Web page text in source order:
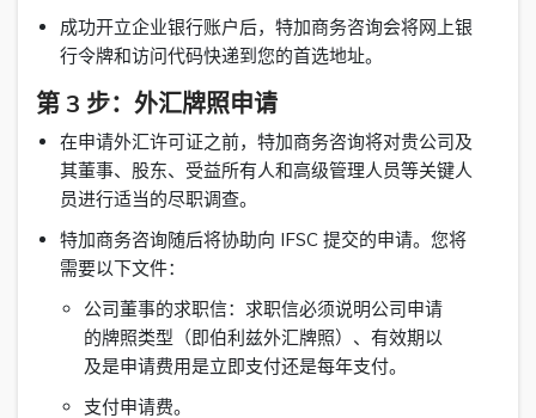
成功开立企业银行账户后，特加商务咨询会将网上银
行令牌和访问代码快递到您的首选地址。
第 3 步：外汇牌照申请
在申请外汇许可证之前，特加商务咨询将对贵公司及
其董事、股东、受益所有人和高级管理人员等关键人
员进行适当的尽职调查。
特加商务咨询随后将协助向 IFSC 提交的申请。您将
需要以下文件：
公司董事的求职信：求职信必须说明公司申请
的牌照类型（即伯利兹外汇牌照）、有效期以
及是申请费用是立即支付还是每年支付。
支付申请费。